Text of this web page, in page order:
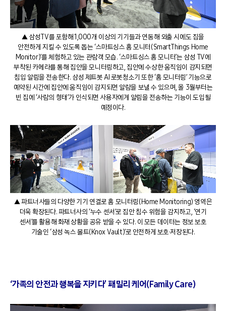
▲ 삼성TV를 포함해 1,000개 이상의 기기들과 연동해 외출 시에도 집을
안전하게 지킬 수 있도록 돕는 ‘스마트싱스 홈 모니터(SmartThings Home
Monitor)’를 체험하고 있는 관람객 모습. ‘스마트싱스 홈 모니터’는 삼성 TV에
부착된 카메라를 통해 집안을 모니터링하고, 집안에 수상한 움직임이 감지되면
침입 알림을 전송한다. 삼성 제트봇 AI 로봇청소기 또한 ‘홈 모니터링’ 기능으로
예약된 시간에 집안에 움직임이 감지되면 알람을 보낼 수 있으며, 올 3월부터는
빈 집에 ‘사람의 형태’가 인식되면 사용자에게 알림을 전송하는 기능이 도입될
예정이다.
▲ 파트너사들의 다양한 기기 연결로 홈 모니터링(Home Monitoring) 영역은
더욱 확장된다. 파트너사의 ‘누수 센서’로 집안 침수 위험을 감지하고, ‘연기
센서’를 활용해 화재 상황을 공유 받을 수 있다. 이 모든 데이터는 정보 보호
기술인 ‘삼성 녹스 볼트(Knox Vault)’로 안전하게 보호∙저장된다.
‘가족의 안전과 행복을 지키다’ 패밀리 케어(Family Care)